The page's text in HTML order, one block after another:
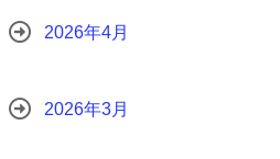
2026年4月
2026年3月